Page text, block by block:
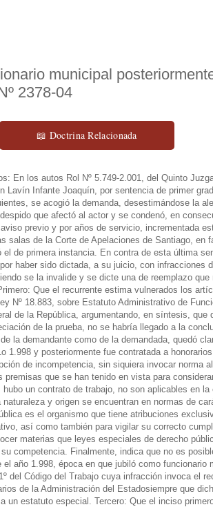
municipal
2378-04
📖 Doctrina Relacionada
En los autos Rol Nº 5.749-2.001, del Quinto
Lavín Infante Joaquín, por sentencia de primer
se acogió la demanda, desestimándose la
que afectó al actor y se condenó, en
previo y por años de servicio, incrementada
salas de la Corte de Apelaciones de Santiago, en
de primera instancia. En contra de esta última
haber sido dictada, a su juicio, con infracciones
se la invalide y se dicte una de reemplazo que
Que el recurrente estima vulnerados los
Nº 18.883, sobre Estatuto Administrativo de
de la República, argumentando, en síntesis, que
de la prueba, no se habría llegado a la
la demandante como de la demandada, quedó
1.998 y posteriormente fue contratada a
de incompetencia, sin siquiera invocar norma
que se han tenido en vista para
un contrato de trabajo, no son aplicables en
y origen se encuentran en normas de
es el organismo que tiene atribuciones
así como también para vigilar su correcto
materias que leyes especiales de derecho
competencia. Finalmente, indica que no es
año 1.998, época en que jubiló como funcionario
del Código del Trabajo cuya infracción invoca el
de la Administración del Estadosiempre que
un estatuto especial. Tercero: Que el inciso